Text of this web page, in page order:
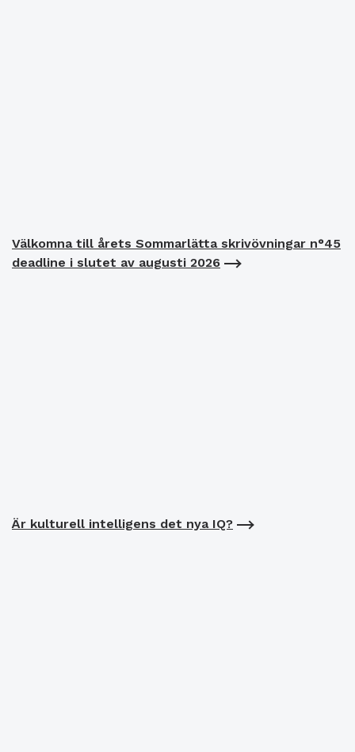
Välkomna till årets Sommarlätta skrivövningar n°45
deadline i slutet av augusti 2026
Är kulturell intelligens det nya IQ?